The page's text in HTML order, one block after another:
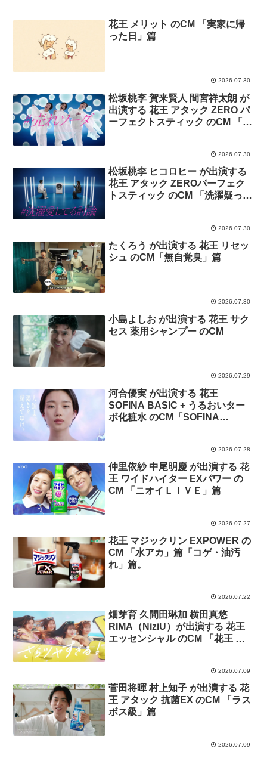
花王 メリット のCM 「実家に帰
った日」篇
2026.07.30
松坂桃李 賀来賢人 間宮祥太朗 が
出演する 花王 アタック ZERO パ
ーフェクトスティック のCM 「落
2026.07.30
松坂桃李 ヒコロヒー が出演する
花王 アタック ZEROパーフェク
トスティック のCM 「洗濯疑って
2026.07.30
たくろう が出演する 花王 リセッ
シュ のCM「無自覚臭」篇
2026.07.30
小島よしお が出演する 花王 サク
セス 薬用シャンプー のCM
2026.07.29
河合優実 が出演する 花王
SOFINA BASIC + うるおいター
ボ化粧水 のCM「SOFINA
2026.07.28
仲里依紗 中尾明慶 が出演する 花
王 ワイドハイター EXパワー の
CM 「ニオイＬＩＶＥ」篇
2026.07.27
花王 マジックリン EXPOWER の
CM 「水アカ」篇「コゲ・油汚
れ」篇。
2026.07.22
畑芽育 久間田琳加 横田真悠
RIMA（NiziU）が出演する 花王
エッセンシャル のCM 「花王 エ
2026.07.09
菅田将暉 村上知子 が出演する 花
王 アタック 抗菌EX のCM 「ラス
ボス級」篇
2026.07.09